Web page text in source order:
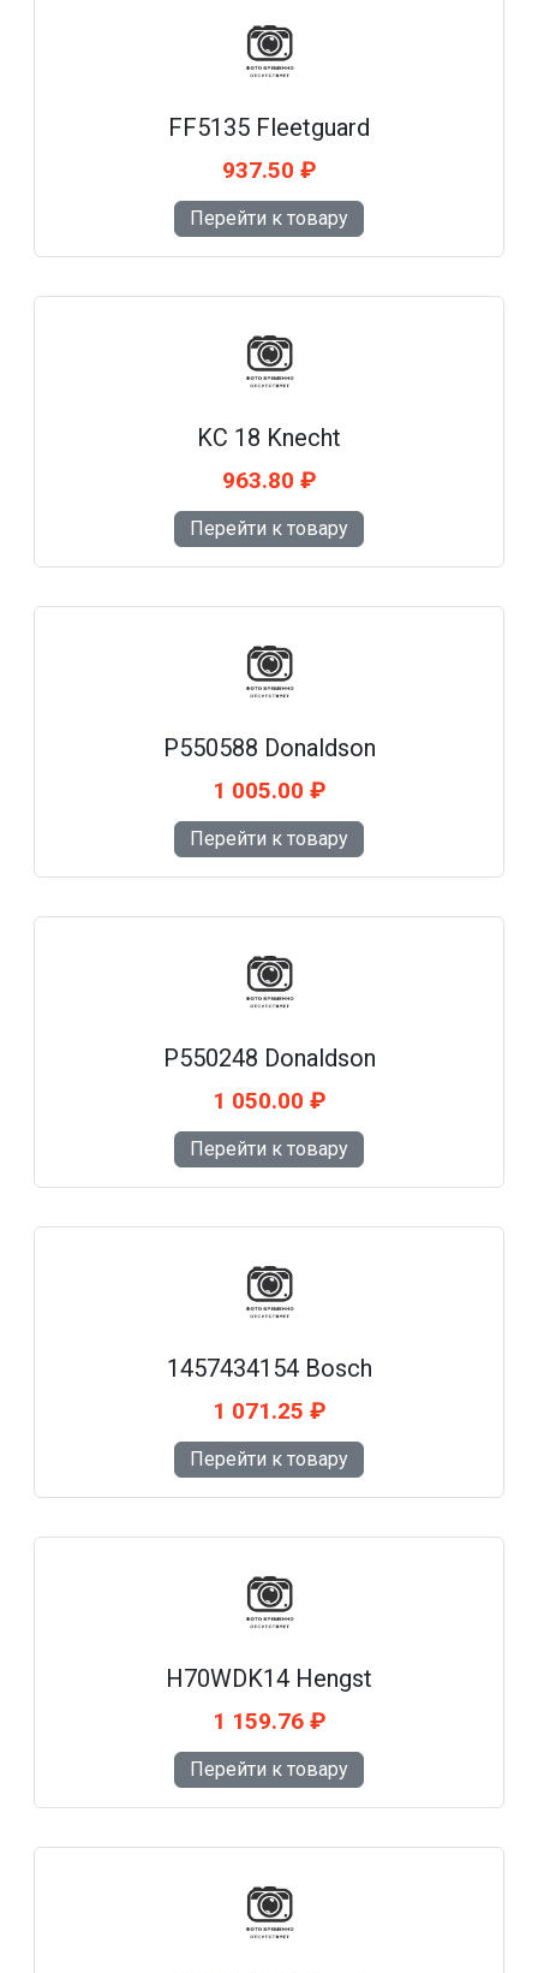
FF5135 Fleetguard
937.50 ₽
Перейти к товару
KC 18 Knecht
963.80 ₽
Перейти к товару
P550588 Donaldson
1 005.00 ₽
Перейти к товару
P550248 Donaldson
1 050.00 ₽
Перейти к товару
1457434154 Bosch
1 071.25 ₽
Перейти к товару
H70WDK14 Hengst
1 159.76 ₽
Перейти к товару